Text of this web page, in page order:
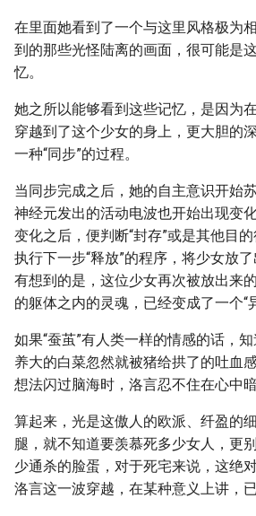
在里面她看到了一个与这里风格极为
到的那些光怪陆离的画面，很可能是
忆。
她之所以能够看到这些记忆，是因为
穿越到了这个少女的身上，更大胆的
一种“同步”的过程。
当同步完成之后，她的自主意识开始
神经元发出的活动电波也开始出现变
变化之后，便判断“封存”或是其他目
执行下一步“释放”的程序，将少女放
有想到的是，这位少女再次被放出来
的躯体之内的灵魂，已经变成了一个“
如果“蚕茧”有人类一样的情感的话，
养大的白菜忽然就被猪给拱了的吐血
想法闪过脑海时，洛言忍不住在心中暗
算起来，光是这傲人的欧派、纤盈的
腿，就不知道要羡慕死多少女人，更
少通杀的脸蛋，对于死宅来说，这绝
洛言这一波穿越，在某种意义上讲，